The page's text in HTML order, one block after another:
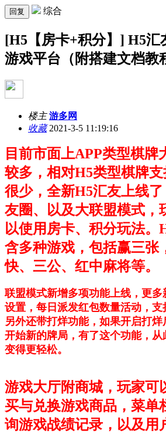
回复 综合
[H5【房卡+积分】] H5汇
游戏平台（附搭建文档教
楼主 游多网
收藏2021-3-5 11:19:16
目前市面上APP类型棋牌
较多，相对H5类型棋牌
很少，全新H5汇友上线
友圈、以及大联盟模式，
以使用房卡、积分玩法。
含多种游戏，包括赢三张
快、三公、红中麻将等。
联盟模式新增多项功能上线，更
设置，每日派发红包数量活动，支
另外还带打烊功能，如果开启打
开始新的牌局，有了这个功能，
变得更轻松。
游戏大厅附商城，玩家可
买与兑换游戏商品，菜单
询游戏战绩记录，以及用